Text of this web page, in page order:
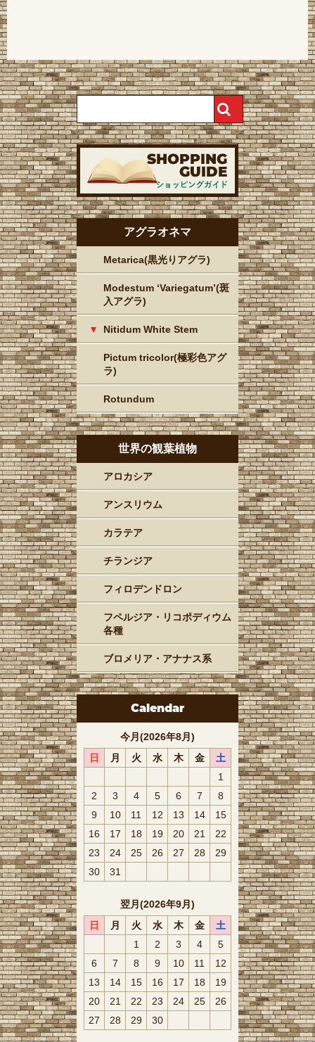
アグラオネマ
Metarica(黒光りアグラ)
Modestum ‘Variegatum’(斑
入アグラ)
Nitidum White Stem
Pictum tricolor(極彩色アグ
ラ)
Rotundum
世界の観葉植物
アロカシア
アンスリウム
カラテア
チランジア
フィロデンドロン
フペルジア・リコポディウム
各種
ブロメリア・アナナス系
Calendar
今月(2026年8月)
日
月 火 水 木 金
土
1
2
3 4 5 6 7
8
9
10 11 12 13 14
15
16
17 18 19 20 21
22
23
24 25 26 27 28
29
30
31
翌月(2026年9月)
日
月 火 水 木 金
土
1
2 3 4
5
6
7 8 9 10 11
12
13
14 15 16 17 18
19
20
21 22 23 24 25
26
27
28 29 30